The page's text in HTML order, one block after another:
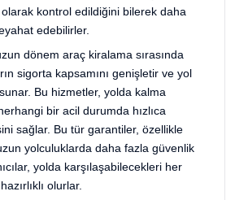
olarak kontrol edildiğini bilerek daha
edebilirler.
dönem araç kiralama sırasında
sigorta kapsamını genişletir ve yol
Bu hizmetler, yolda kalma
bir acil durumda hızlıca
sağlar. Bu tür garantiler, özellikle
yolculuklarda daha fazla güvenlik
yolda karşılaşabilecekleri her
olurlar.